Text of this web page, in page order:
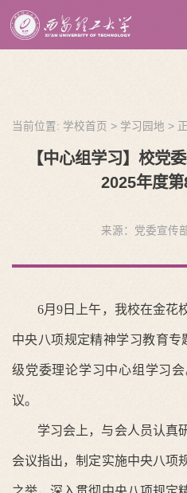
当前位置: 学校首页 > 学习园地 >
【中心组学习】校党
2025年度
来源：党委宣传
6月9日上午，我校在金花
中央八项规定精神学习教育专
级党委理论学习中心组学习
议。
学习会上，与会人员认真
会议指出，制定实施中央八项